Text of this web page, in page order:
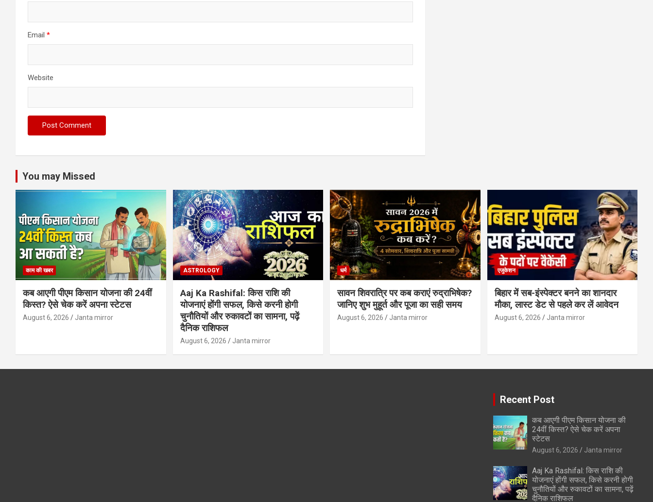
Email *
Website
You may Missed
काम की खबर
कब आएगी पीएम किसान योजना की 24वीं
किस्त? ऐसे चेक करें अपना स्टेटस
August 6, 2026 Janta mirror
ASTROLOGY
Aaj Ka Rashifal: किस राशि की
योजनाएं होंगी सफल, किसे करनी होगी
चुनौतियों और रुकावटों का सामना, पढ़ें
दैनिक राशिफल
August 6, 2026 Janta mirror
धर्म
सावन शिवरात्रि पर कब कराएं रुद्राभिषेक?
जानिए शुभ मुहूर्त और पूजा का सही समय
August 6, 2026 Janta mirror
एजुकेशन
बिहार में सब-इंस्पेक्टर बनने का शानदार
मौका, लास्ट डेट से पहले कर लें आवेदन
August 6, 2026 Janta mirror
Recent Post
कब आएगी पीएम किसान योजना की
24वीं किस्त? ऐसे चेक करें अपना
स्टेटस
August 6, 2026 Janta mirror
Aaj Ka Rashifal: किस राशि की
योजनाएं होंगी सफल, किसे करनी होगी
चुनौतियों और रुकावटों का सामना, पढ़ें
दैनिक राशिफल